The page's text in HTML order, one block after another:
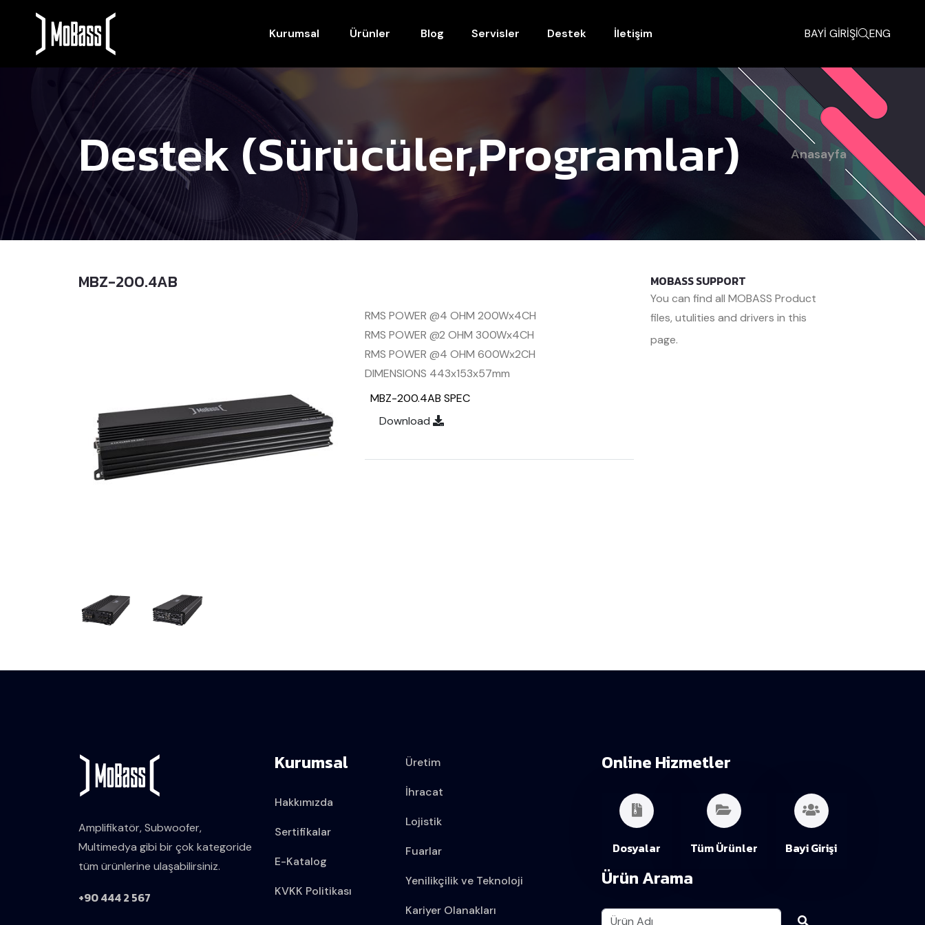
Kurumsal Ürünler Blog Servisler Destek İletişim BAYİ GİRİŞİ ENG
Destek (Sürücüler,programlar) Anasayfa
MBZ-200.4AB
RMS POWER @4 OHM 200Wx4CH
RMS POWER @2 OHM 300Wx4CH
RMS POWER @4 OHM 600Wx2CH
DIMENSIONS 443x153x57mm
MBZ-200.4AB SPEC
Download
MOBASS SUPPORT
You can find all MOBASS Product
files, utulities and drivers in this
page.
Amplifikatör, Subwoofer,
Multimedya gibi bir çok kategoride
tüm ürünlerine ulaşabilirsiniz.
+90 444 2 567
Kurumsal
Hakkımızda
Sertifikalar
E-Katalog
KVKK Politikası
Üretim
İhracat
Lojistik
Fuarlar
Yenilikçilik ve Teknoloji
Kariyer Olanakları
Online Hizmetler
Dosyalar Tüm Ürünler Bayi Girişi
Ürün Arama